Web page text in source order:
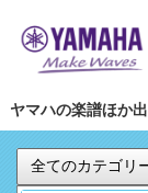
ヤマハの楽譜ほか